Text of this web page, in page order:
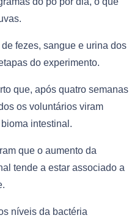
fezes, sangue e urina dos
do experimento.
que, após quatro semanas
os voluntários viram
intestinal.
que o aumento da
tende a estar associado a
níveis da bactéria